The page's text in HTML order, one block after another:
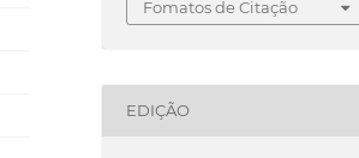
Fomatos de Citação
EDIÇÃO